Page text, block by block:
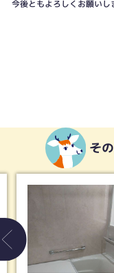
今後ともよろしくお願いし
そ